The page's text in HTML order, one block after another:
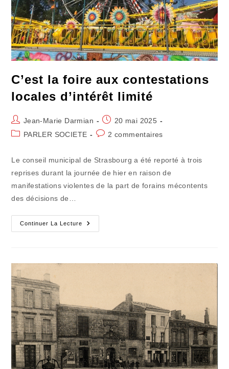
C’est la foire aux contestations
locales d’intérêt limité
Auteur/autrice
de
Jean-Marie Darmian
Publication
publiée :
20 mai 2025
PostPARLER SOCIETE
Commentaires
publication :
2 commentaires
Le conseil municipal de Strasbourg a été reporté à trois
reprises durant la journée de hier en raison de
manifestations violentes de la part de forains mécontents
des décisions de…
Continuer La Lecture
C’est
La